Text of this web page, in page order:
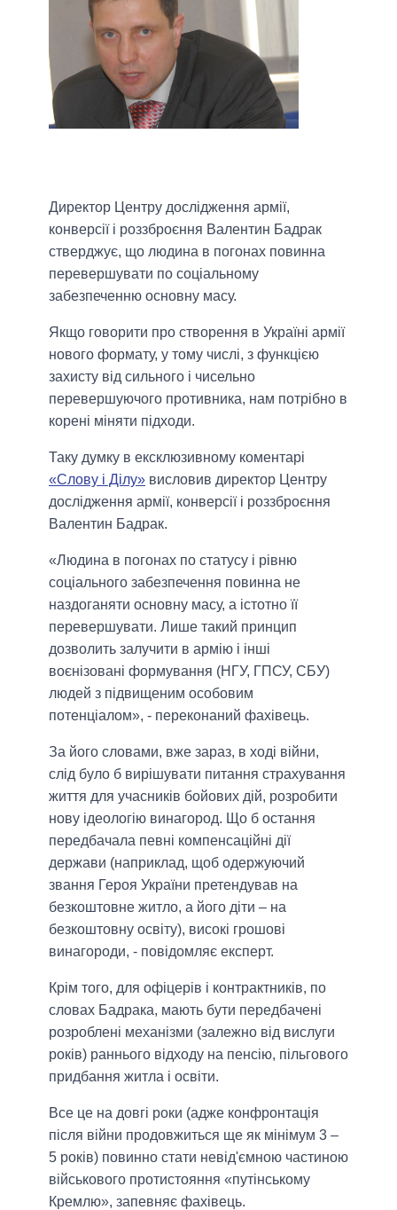
Директор Центру дослідження армії,
конверсії і роззброєння Валентин Бадрак
стверджує, що людина в погонах повинна
перевершувати по соціальному
забезпеченню основну масу.
Якщо говорити про створення в Україні армії
нового формату, у тому числі, з функцією
захисту від сильного і чисельно
перевершуючого противника, нам потрібно в
корені міняти підходи.
Таку думку в ексклюзивному коментарі
«Слову і Ділу» висловив директор Центру
дослідження армії, конверсії і роззброєння
Валентин Бадрак.
«Людина в погонах по статусу і рівню
соціального забезпечення повинна не
наздоганяти основну масу, а істотно її
перевершувати. Лише такий принцип
дозволить залучити в армію і інші
воєнізовані формування (НГУ, ГПСУ, СБУ)
людей з підвищеним особовим
потенціалом», - переконаний фахівець.
За його словами, вже зараз, в ході війни,
слід було б вирішувати питання страхування
життя для учасників бойових дій, розробити
нову ідеологію винагород. Що б остання
передбачала певні компенсаційні дії
держави (наприклад, щоб одержуючий
звання Героя України претендував на
безкоштовне житло, а його діти – на
безкоштовну освіту), високі грошові
винагороди, - повідомляє експерт.
Крім того, для офіцерів і контрактників, по
словах Бадрака, мають бути передбачені
розроблені механізми (залежно від вислуги
років) раннього відходу на пенсію, пільгового
придбання житла і освіти.
Все це на довгі роки (адже конфронтація
після війни продовжиться ще як мінімум 3 –
5 років) повинно стати невід'ємною частиною
військового протистояння «путінському
Кремлю», запевняє фахівець.